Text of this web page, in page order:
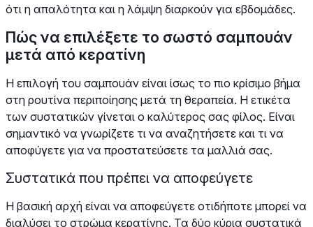
ότι η απαλότητα και η λάμψη διαρκούν για εβδομάδες.
Πώς να επιλέξετε το σωστό σαμπουάν
μετά από κερατίνη
Η επιλογή του σαμπουάν είναι ίσως το πιο κρίσιμο βήμα
στη ρουτίνα περιποίησης μετά τη θεραπεία. Η ετικέτα
των συστατικών γίνεται ο καλύτερος σας φίλος. Είναι
σημαντικό να γνωρίζετε τι να αναζητήσετε και τι να
αποφύγετε για να προστατεύσετε τα μαλλιά σας.
Συστατικά που πρέπει να αποφεύγετε
Η βασική αρχή είναι να αποφεύγετε οτιδήποτε μπορεί να
διαλύσει το στρώμα κερατίνης. Τα δύο κύρια συστατικά